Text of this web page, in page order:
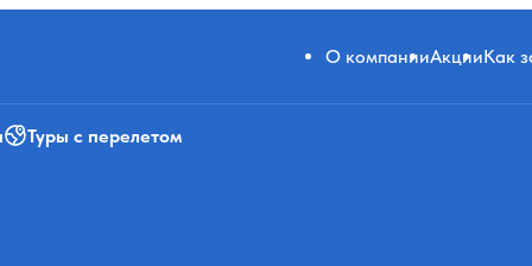
О компанииАкцииКак
Туры с перелетом